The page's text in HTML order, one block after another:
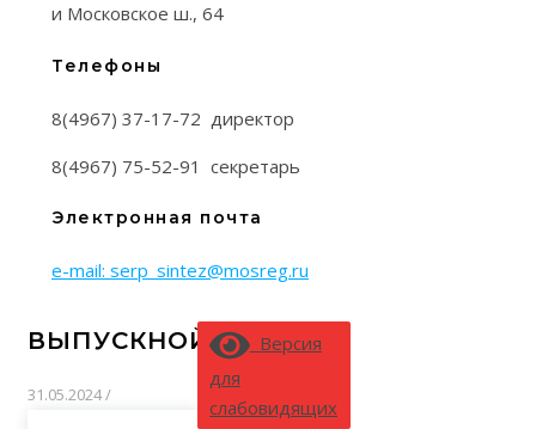
и Московское ш., 64
Телефоны
8(4967) 37-17-72 директор
8(4967) 75-52-91 секретарь
Электронная почта
e-mail: serp_sintez@mosreg.ru
ВЫПУСКНОЙ-2024
31.05.2024/
Версия
для
слабовидящих